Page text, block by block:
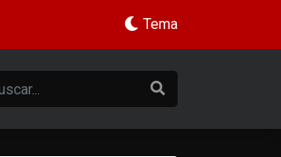
Tema